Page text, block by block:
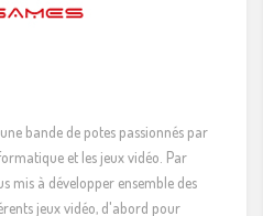
bande de potes passionnés par
et les jeux vidéo. Par
mis à développer ensemble des
jeux vidéo, d'abord pour